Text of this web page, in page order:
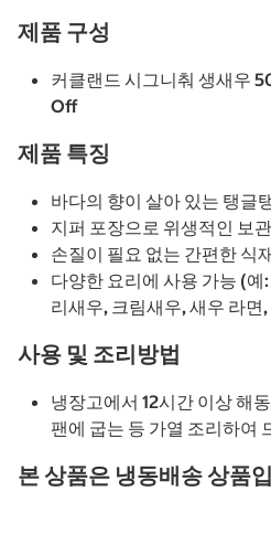
제품 구성
커클랜드 시그니춰 생새우
Off
제품 특징
바다의 향이 살아 있는 탱글
지퍼 포장으로 위생적인 보
손질이 필요 없는 간편한 식
다양한 요리에 사용 가능 (예
리새우, 크림새우, 새우 라면
사용 및 조리방법
냉장고에서 12시간 이상 해
팬에 굽는 등 가열 조리하여
본 상품은 냉동배송 상품